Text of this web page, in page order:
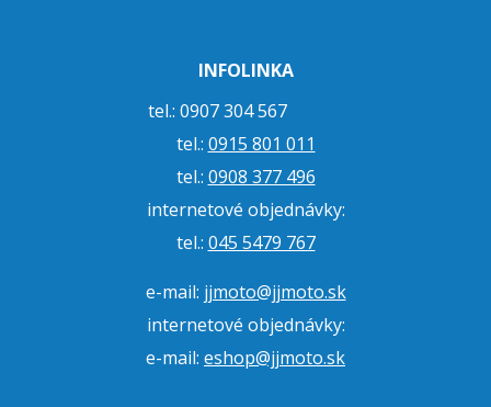
INFOLINKA
tel.: 0907 304 567
tel.: 0915 801 011
tel.: 0908 377 496
internetové objednávky:
tel.: 045 5479 767
e-mail: jjmoto@jjmoto.sk
internetové objednávky:
e-mail: eshop@jjmoto.sk